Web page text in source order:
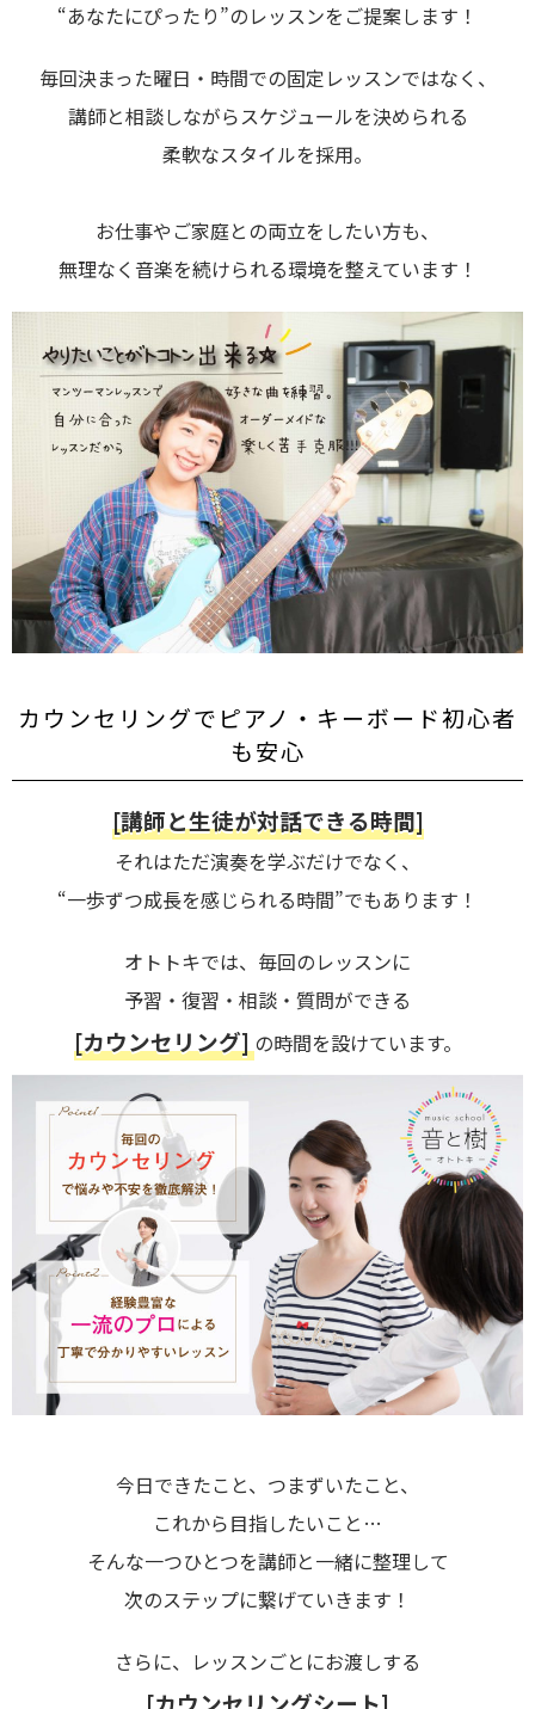
“あなたにぴったり”のレッスンをご提案します！
毎回決まった曜日・時間での固定レッスンではなく、
講師と相談しながらスケジュールを決められる
柔軟なスタイルを採用。
お仕事やご家庭との両立をしたい方も、
無理なく音楽を続けられる環境を整えています！
カウンセリングでピアノ・キーボード初心者
も安心
[講師と生徒が対話できる時間]
それはただ演奏を学ぶだけでなく、
“一歩ずつ成長を感じられる時間”でもあります！
オトトキでは、毎回のレッスンに
予習・復習・相談・質問ができる
[カウンセリング] の時間を設けています。
今日できたこと、つまずいたこと、
これから目指したいこと…
そんな一つひとつを講師と一緒に整理して
次のステップに繋げていきます！
さらに、レッスンごとにお渡しする